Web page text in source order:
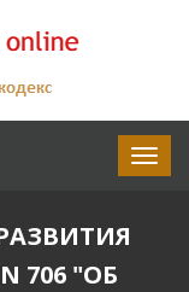
706 "ОБ